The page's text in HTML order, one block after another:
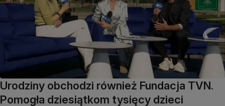
Urodziny obchodzi również Fundacja TVN.
Pomogła dziesiątkom tysięcy dzieci